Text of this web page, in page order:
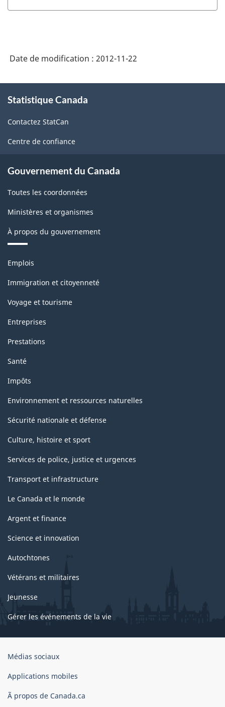
Enquête
sur
les
industries
débits
boisson
-
Partie
ARCHIVÉ
Date de modification : 2012-11-22
propos
ce
site
Statistique Canada
Contactez StatCan
Centre de confiance
Gouvernement du Canada
Toutes les coordonnées
Ministères et organismes
À propos du gouvernement
Thèmes
sujets
Emplois
Immigration et citoyenneté
Voyage et tourisme
Entreprises
Prestations
Santé
Impôts
Environnement et ressources naturelles
Sécurité nationale et défense
Culture, histoire et sport
Services de police, justice et urgences
Transport et infrastructure
Le Canada et le monde
Argent et finance
Science et innovation
Autochtones
Vétérans et militaires
Jeunesse
Gérer les événements de la vie
Organisation
gouvernement
Canada
Médias sociaux
Applications mobiles
Ã propos de Canada.ca